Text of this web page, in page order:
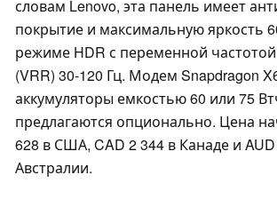
словам Lenovo, эта панель имеет
покрытие и максимальную яркость
режиме HDR с переменной
(VRR) 30-120 Гц. Модем Snapdragon
аккумуляторы емкостью 60 или 75
предлагаются опционально. Цена
628 в США, CAD 2 344 в Канаде и
Австралии.